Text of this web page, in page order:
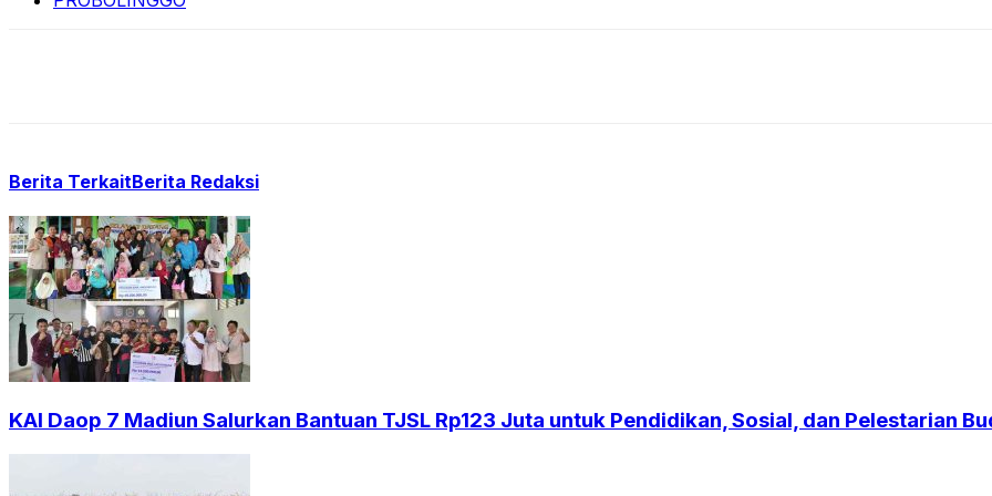
Berita TerkaitBerita Redaksi
KAI Daop 7 Madiun Salurkan Bantuan TJSL Rp123 Juta untuk Pendidikan, Sosial, dan Pelestarian